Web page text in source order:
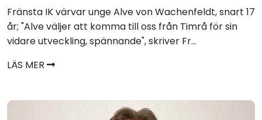
Fränsta IK värvar unge Alve von Wachenfeldt, snart 17
år; "Alve väljer att komma till oss från Timrå för sin
vidare utveckling, spännande", skriver Fr...
LÄS MER